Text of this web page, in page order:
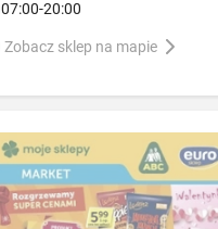
07:00-20:00
Zobacz sklep na mapie